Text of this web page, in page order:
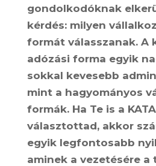
gondolkodóknak
kérdés: milyen
formát válasszanak. A
adózási forma egyik
sokkal kevesebb
mint a hagyományos
formák. Ha Te is a
választottad, akkor
egyik legfontosabb
aminek a vezetésére a